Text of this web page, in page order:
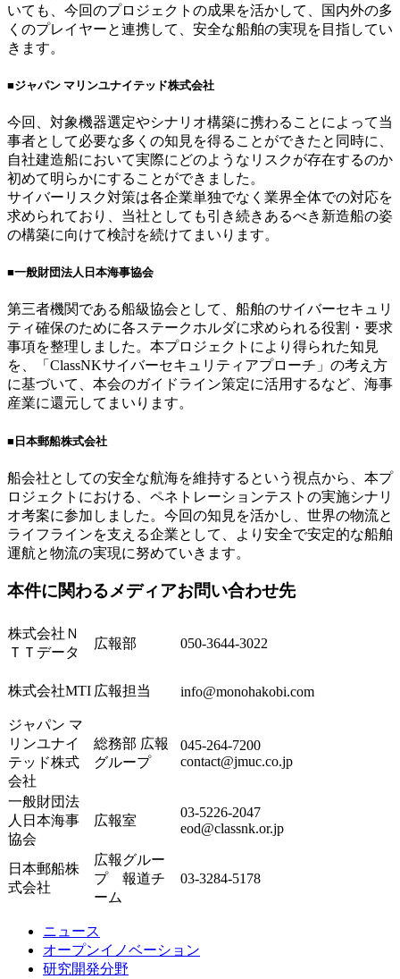
いても、今回のプロジェクトの成果を活かして、国内外の多
くのプレイヤーと連携して、安全な船舶の実現を目指してい
きます。
■ジャパン マリンユナイテッド株式会社
今回、対象機器選定やシナリオ構築に携わることによって当
事者として必要な多くの知見を得ることができたと同時に、
自社建造船において実際にどのようなリスクが存在するのか
初めて明らかにすることができました。
サイバーリスク対策は各企業単独でなく業界全体での対応を
求められており、当社としても引き続きあるべき新造船の姿
の構築に向けて検討を続けてまいります。
■一般財団法人日本海事協会
第三者機関である船級協会として、船舶のサイバーセキュリ
ティ確保のために各ステークホルダに求められる役割・要求
事項を整理しました。本プロジェクトにより得られた知見
を、「ClassNKサイバーセキュリティアプローチ」の考え方
に基づいて、本会のガイドライン策定に活用するなど、海事
産業に還元してまいります。
■ 日本郵船株式会社
船会社としての安全な航海を維持するという視点から、本プ
ロジェクトにおける、ペネトレーションテストの実施シナリ
オ考案に参加しました。今回の知見を活かし、世界の物流と
ライフラインを支える企業として、より安全で安定的な船舶
運航と物流の実現に努めていきます。
本件に関わるメディアお問い合わせ先
株式会社Ｎ
ＴＴデータ
広報部 050-3644-3022
株式会社MTI 広報担当 info@monohakobi.com
ジャパン マ
リンユナイ
テッド株式
会社
総務部 広報
グループ
045-264-7200
contact@jmuc.co.jp
一般財団法
人日本海事
協会
広報室
03-5226-2047
eod@classnk.or.jp
日本郵船株
式会社
広報グルー
プ 報道チ
ーム
03-3284-5178
ニュース
オープンイノベーション
研究開発分野